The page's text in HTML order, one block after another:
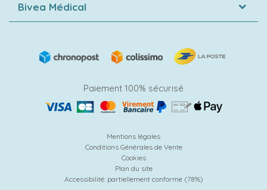
Bivea Médical
Paiement 100% sécurisé
Mentions légales
Conditions Générales de Vente
Cookies
Plan du site
Accessibilité: partiellement conforme (78%)